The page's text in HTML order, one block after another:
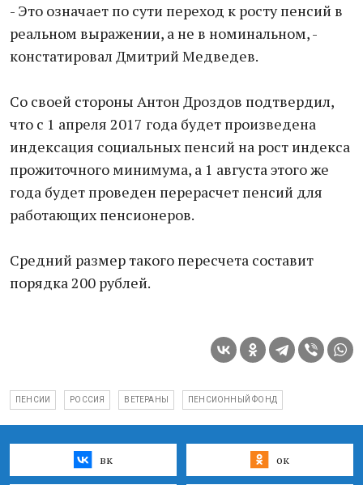
- Это означает по сути переход к росту пенсий в
реальном выражении, а не в номинальном, -
констатировал Дмитрий Медведев.
Со своей стороны Антон Дроздов подтвердил,
что с 1 апреля 2017 года будет произведена
индексация социальных пенсий на рост индекса
прожиточного минимума, а 1 августа этого же
года будет проведен перерасчет пенсий для
работающих пенсионеров.
Средний размер такого пересчета составит
порядка 200 рублей.
ПЕНСИИ РОССИЯ ВЕТЕРАНЫ ПЕНСИОННЫЙ ФОНД
вк ок